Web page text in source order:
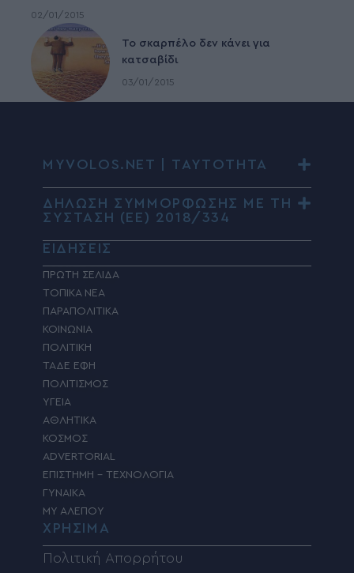
02/01/2015
To σκαρπέλο δεν κάνει για
κατσαβίδι
03/01/2015
MYVOLOS.NET | ΤΑΥΤΟΤΗΤΑ
ΔΗΛΩΣΗ ΣΥΜΜΟΡΦΩΣΗΣ ΜΕ ΤΗ
ΣΥΣΤΑΣΗ (ΕΕ) 2018/334
ΕΙΔΗΣΕΙΣ
ΠΡΩΤΗ ΣΕΛΙΔΑ
ΤΟΠΙΚΑ ΝΕΑ
ΠΑΡΑΠΟΛΙΤΙΚΑ
ΚΟΙΝΩΝΙΑ
ΠΟΛΙΤΙΚΗ
ΤΑΔΕ ΕΦΗ
ΠΟΛΙΤΙΣΜΟΣ
ΥΓΕΙΑ
ΑΘΛΗΤΙΚΑ
ΚΟΣΜΟΣ
ADVERTORIAL
ΕΠΙΣΤΗΜΗ – ΤΕΧΝΟΛΟΓΙΑ
ΓΥΝΑΙΚΑ
MY ΑΛΕΠΟΥ
ΧΡΗΣΙΜΑ
Πολιτική Απορρήτου